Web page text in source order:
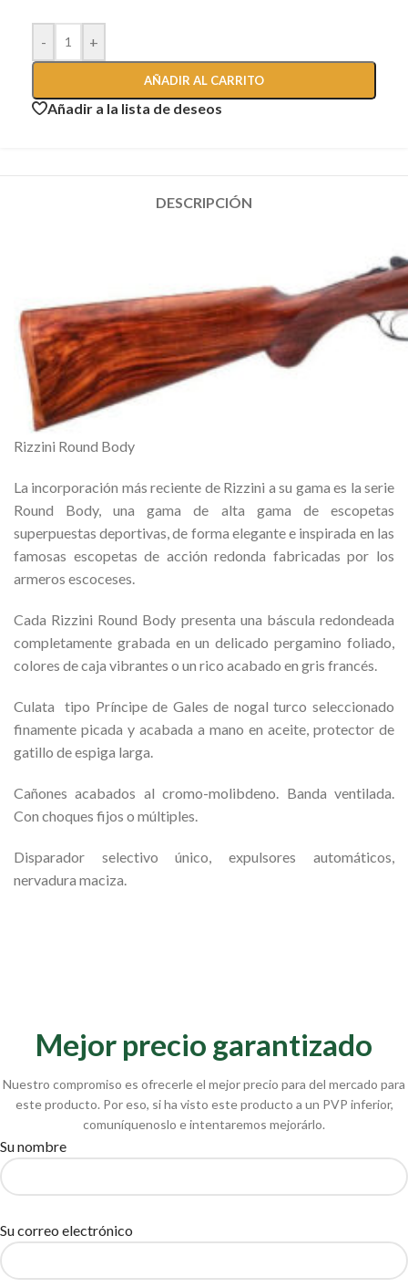
- +
AÑADIR AL CARRITO
Añadir a la lista de deseos
DESCRIPCIÓN
Rizzini Round Body
La incorporación más reciente de Rizzini a su gama es la serie
Round Body, una gama de alta gama de escopetas
superpuestas deportivas, de forma elegante e inspirada en las
famosas escopetas de acción redonda fabricadas por los
armeros escoceses.
Cada Rizzini Round Body presenta una báscula redondeada
completamente grabada en un delicado pergamino foliado,
colores de caja vibrantes o un rico acabado en gris francés.
Culata tipo Príncipe de Gales de nogal turco seleccionado
finamente picada y acabada a mano en aceite, protector de
gatillo de espiga larga.
Cañones acabados al cromo-molibdeno. Banda ventilada.
Con choques fijos o múltiples.
Disparador selectivo único, expulsores automáticos,
nervadura maciza.
Mejor precio garantizado
Nuestro compromiso es ofrecerle el mejor precio para del mercado para
este producto. Por eso, si ha visto este producto a un PVP inferior,
comuníquenoslo e intentaremos mejorárlo.
Su nombre
Su correo electrónico